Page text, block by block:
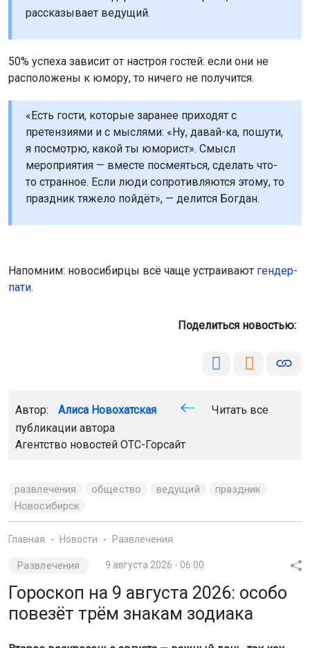
повезёт трём знакам зодиака
Меркурий переходит в знак Льва. Этот транзит придаст
уверенности, вдохновит на смелые идеи и поможет
открыто говорить о своих желаниях.
фото сгенерировано нейросетью шедеврум
День подходит для проявления заботы о близких через
Хорошее время, чтобы привести в порядок домашнее
пространство и обсудить семейные финансовые планы
без излишней драматизации.
Будьте внимательны к информации: один звонок или
сообщение могут неожиданно повлиять на ваши планы.
Переговоры и обучение будут удачны.
Рак (22 июня – 22 июля)
Важно сохранять эмоциональное равновесие и не
позволять старым переживаниям взять верх. Прогулки